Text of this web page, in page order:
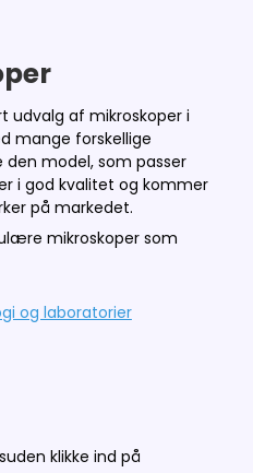
udvalg af mikroskoper i
mange forskellige
den model, som passer
i god kvalitet og kommer
på markedet.
mikroskoper som
og laboratorier
klikke ind på